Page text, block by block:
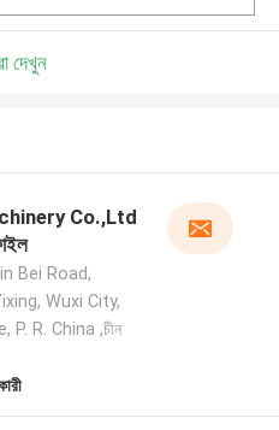
দেখুন
Co.,Ltd
Bei Road,
Wuxi City,
R. China ,চীন